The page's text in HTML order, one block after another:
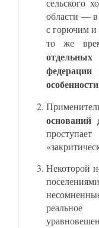
сельского
области — в
с горючим и
то же
федерации
особенности
оснований
Некоторой